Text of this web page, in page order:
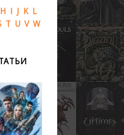
H I J K L
T U V W